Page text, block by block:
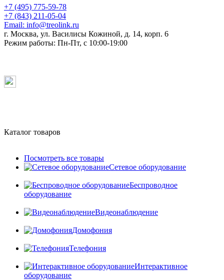
+7 (495) 775-59-78
+7 (843) 211-05-04
Email: info@treolink.ru
г. Москва, ул. Василисы Кожиной, д. 14, корп. 6
Режим работы: Пн-Пт, с 10:00-19:00
Каталог товаров
Посмотреть все товары
Сетевое оборудование
Беспроводное
оборудование
Видеонаблюдение
Домофония
Телефония
Интерактивное
оборудование